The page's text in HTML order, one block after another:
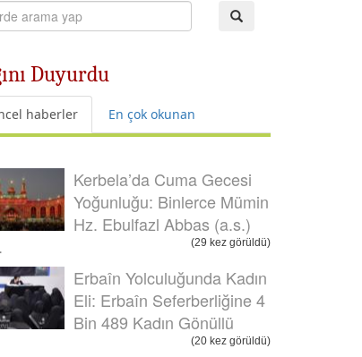
Duyurdu
haberler En çok okunan
Kerbela’da Cuma Gecesi
Yoğunluğu: Binlerce Mümin
Hz. Ebulfazl Abbas (a.s.)
(29 kez görüldü)
Erbaîn Yolculuğunda Kadın
Eli: Erbaîn Seferberliğine 4
Bin 489 Kadın Gönüllü
(20 kez görüldü)